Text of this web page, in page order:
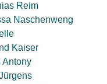
Reim
Naschenweng
Kaiser
Antony